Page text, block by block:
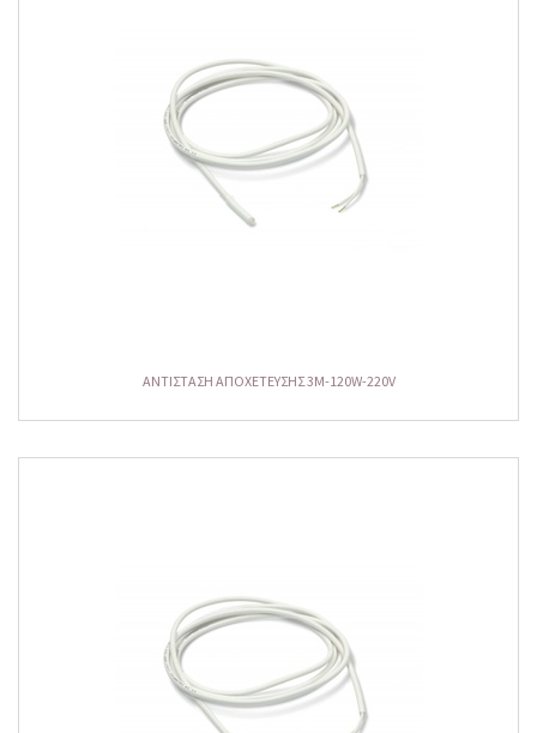
ΑΝΤΙΣΤΑΣΗ ΑΠΟΧΕΤΕΥΣΗΣ 3M-120W-220V